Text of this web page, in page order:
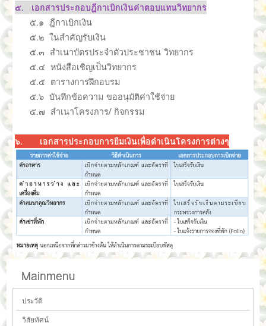
๕. เอกสารประกอบฎีกาเบิกเงินค่าตอบแทนวิทยากร
๕.๑ ฎีกาเบิกเงิน
๕.๒ ในสำคัญรับเงิน
๕.๓ สำเนาบัตรประจำตัวประชาชน วิทยากร
๕.๔ หนังสือเชิญเป็นวิทยากร
๕.๕ ตารางการฝึกอบรม
๕.๖ บันทึกข้อความ ขออนุมัติค่าใช้จ่าย
๕.๗ สำเนาโครงการ/ กิจกรรม
๖. เอกสารประกอบการยืมเงินเพื่อดำเนินโครงการต่างๆ
Mainmenu
ประวัติ
วิสัยทัศน์